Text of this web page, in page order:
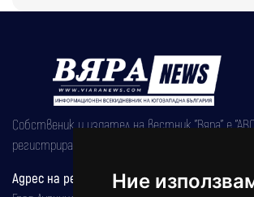
Ние
Собственик и издател на вестник "Вяра" е
регистрирана на 08.05.2002 година.
Адрес на редакцията